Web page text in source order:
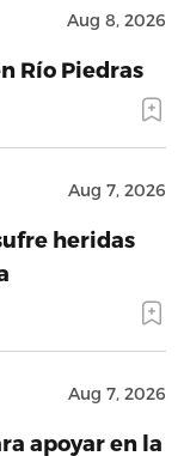
Aug 8, 2026
Río Piedras
Aug 7, 2026
heridas
Aug 7, 2026
apoyar en la